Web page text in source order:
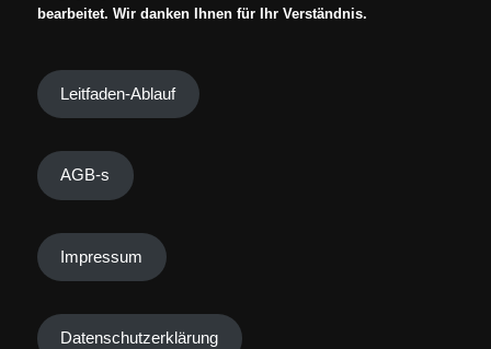
bearbeitet. Wir danken Ihnen für Ihr Verständnis.
Leitfaden-Ablauf
AGB-s
Impressum
Datenschutzerklärung